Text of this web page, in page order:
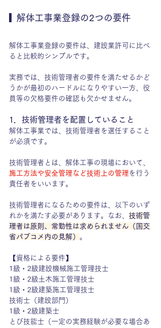
  解体工事業登録の2つの要件
解体工事業登録の要件は、建設業許可に比べ
ると比較的シンプルです。
実務では、技術管理者の要件を満たせるかど
うかが最初のハードルになりやすい一方、役
員等の欠格要件の確認も欠かせません。
1．技術管理者を配置していること
解体工事業では、技術管理者を選任すること
が必須です。
技術管理者とは、解体工事の現場において、
施工方法や安全管理など技術上の管理 を行う
責任者をいいます。
技術管理者になるための要件は、以下のいず
れかを満たす必要があります。なお、 技術管
理者は原則、常勤性は求められません（国交
省パブコメ内の見解） 。
【資格による要件】
1級・2級建設機械施工管理技士
1級・2級土木施工管理技士
1級・2級建築施工管理技士
技術士（建設部門）
1級・2級建築士
とび技能士（一定の実務経験が必要な場合あ